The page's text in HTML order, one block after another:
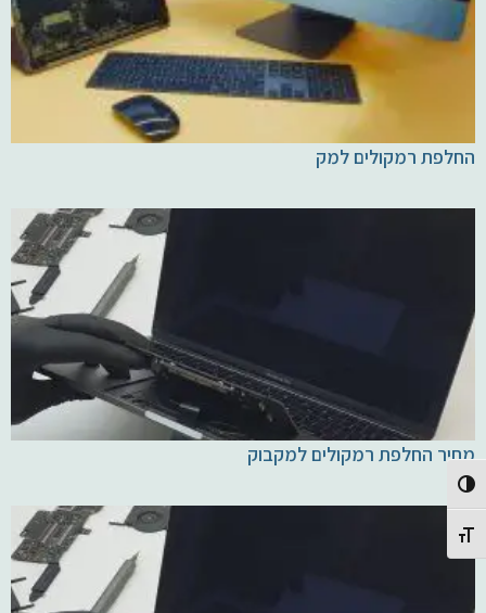
Toggle High Contrast
Toggle Font size
החלפת רמקולים למק
מחיר החלפת רמקולים למקבוק